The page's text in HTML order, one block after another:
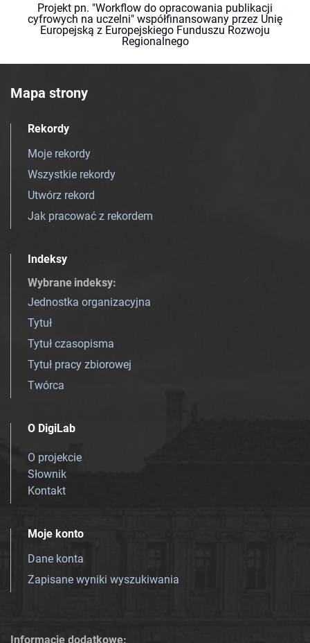
Projekt pn. "Workflow do opracowania publikacji
cyfrowych na uczelni" współfinansowany przez Unię
Europejską z Europejskiego Funduszu Rozwoju
Regionalnego
Mapa strony
Rekordy
Moje rekordy
Wszystkie rekordy
Utwórz rekord
Jak pracować z rekordem
Indeksy
Wybrane indeksy:
Jednostka organizacyjna
Tytuł
Tytuł czasopisma
Tytuł pracy zbiorowej
Twórca
O DigiLab
O projekcie
Słownik
Kontakt
Moje konto
Dane konta
Zapisane wyniki wyszukiwania
Informacje dodatkowe: